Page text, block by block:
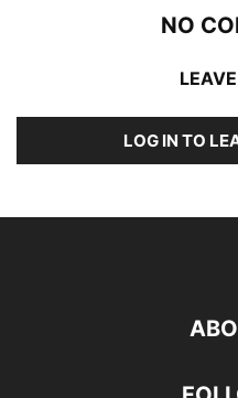
NO
LOG IN TO